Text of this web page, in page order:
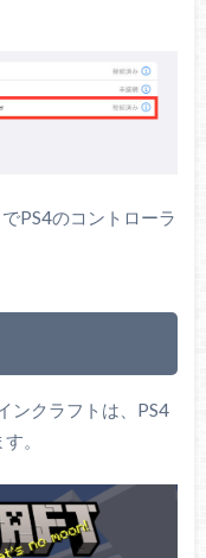
PS4のコントローラ
ンクラフトは、PS4
。